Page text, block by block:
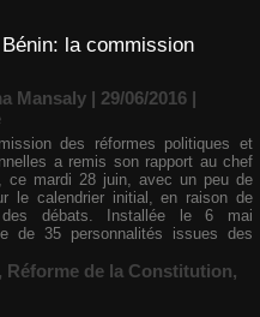
la commission
Mansaly | 29/06/2016 |
des réformes politiques et
a remis son rapport au chef
ce mardi 28 juin, avec un peu de
le calendrier initial, en raison de
des débats. Installée le 6 mai
de 35 personnalités issues des
, Réforme de la Constitution,